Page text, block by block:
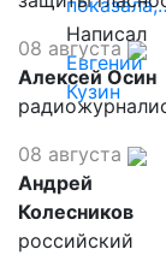
Написал
Евгений
Кузин
08 августа
Алексей Осин
08 августа
Андрей
Колесников
российский